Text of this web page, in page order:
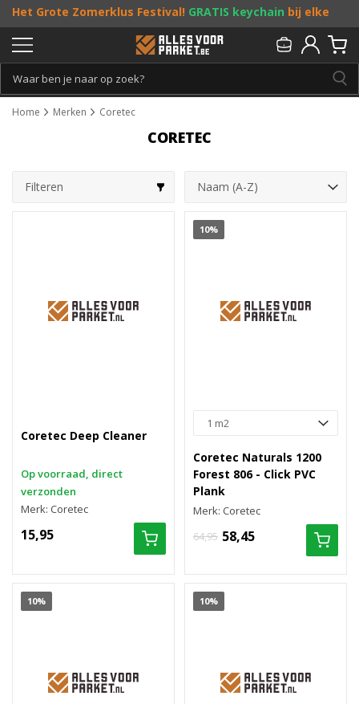
Het Grote Zomerklus Festival! GRATIS keychain bij elke
bestelling vanaf €25, entoffe acties! Doe je mee?
Persoonlijk & gratis advies:013 - 207 00 01
Home Merken Coretec
CORETEC
Filteren
Coretec Deep Cleaner
Op voorraad, direct
verzonden
Merk: Coretec
15,95
10%
Coretec Naturals 1200
Forest 806 - Click PVC
Plank
Merk: Coretec
64,95 58,45
10% 10%